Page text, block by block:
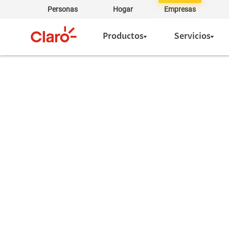
Personas Hogar Empresas
Productos Servicios